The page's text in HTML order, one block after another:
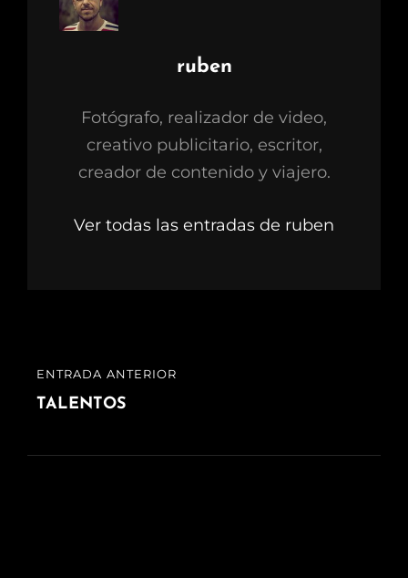
Autor:
ruben
Fotógrafo, realizador de video,
creativo publicitario, escritor,
creador de contenido y viajero.
Ver todas las entradas de ruben
Navegación
de
ENTRADA
ANTERIOR
ENTRADA ANTERIOR
TALENTOS